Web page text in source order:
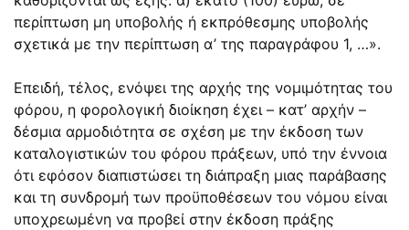
περίπτωση μη υποβολής ή εκπρόθεσμης υποβολής
σχετικά με την περίπτωση α’ της παραγράφου 1, …».
Επειδή, τέλος, ενόψει της αρχής της νομιμότητας του
φόρου, η φορολογική διοίκηση έχει – κατ’ αρχήν –
δέσμια αρμοδιότητα σε σχέση με την έκδοση των
καταλογιστικών του φόρου πράξεων, υπό την έννοια
ότι εφόσον διαπιστώσει τη διάπραξη μιας παράβασης
και τη συνδρομή των προϋποθέσεων του νόμου είναι
υποχρεωμένη να προβεί στην έκδοση πράξης